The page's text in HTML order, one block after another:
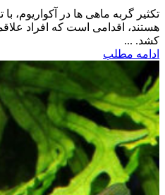
تکثیر گربه ماهی ها در آکواریوم،
هستند، اقدامی است که افراد
کشد. ...
ادامه مطلب